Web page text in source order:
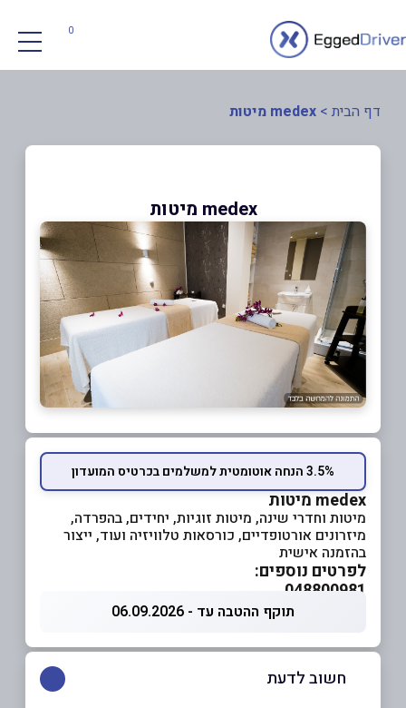
0
דף הבית > medex מיטות
medex מיטות
3.5% הנחה אוטומטית למשלמים בכרטיס המועדון
medex מיטות
מיטות וחדרי שינה, מיטות זוגיות, יחידים, בהפרדה,
מיזרונים אורטופדיים, כורסאות טלוויזיה ועוד, ייצור
בהזמנה אישית
לפרטים נוספים:
048800981
תוקף ההטבה עד - 06.09.2026
חשוב לדעת